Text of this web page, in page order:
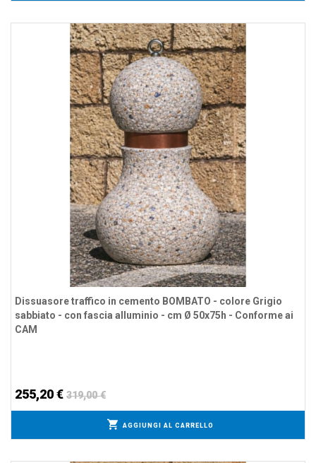
Dissuasore traffico in cemento BOMBATO - colore Grigio
sabbiato - con fascia alluminio - cm Ø 50x75h - Conforme ai
CAM
255,20 € 319,00 €
AGGIUNGI AL CARRELLO